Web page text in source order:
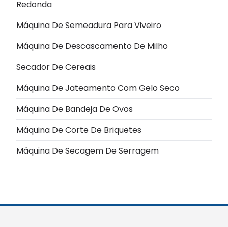
Redonda
Máquina De Semeadura Para Viveiro
Máquina De Descascamento De Milho
Secador De Cereais
Máquina De Jateamento Com Gelo Seco
Máquina De Bandeja De Ovos
Máquina De Corte De Briquetes
Máquina De Secagem De Serragem